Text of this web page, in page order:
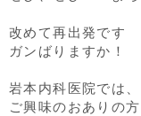
改めて再出発です
ガンばりますか！
岩本内科医院では
ご興味のおありの